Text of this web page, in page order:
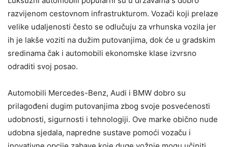
razvijenom cestovnom infrastrukturom. Vozači koji prelaze
velike udaljenosti često se odlučuju za vrhunska vozila jer
ih je lakše voziti na dužim putovanjima, dok će u gradskim
sredinama čak i automobili ekonomske klase izvrsno
odraditi svoj posao.
Automobili Mercedes-Benz, Audi i BMW dobro su
prilagođeni dugim putovanjima zbog svoje posvećenosti
udobnosti, sigurnosti i tehnologiji. Ove marke obično nude
udobna sjedala, napredne sustave pomoći vozaču i